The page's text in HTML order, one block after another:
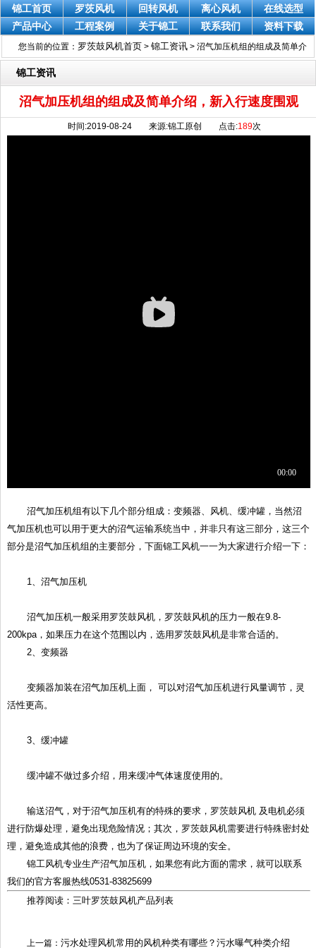
锦工首页 罗茨风机 回转风机 离心风机
在线选型
产品中心
工程案例 关于锦工 联系我们 资料下载
您当前的位置： 罗茨鼓风机首页 > 锦工资讯 >沼气加压机组的组成及简单介
绍，新入行速度围观
锦工资讯
沼气加压机组的组成及简单介绍，新入行速度围观
时间:2019-08-24 来源:锦工原创 点击:189次
沼气加压机组有以下几个部分组成：变频器、风机、缓冲罐，当然沼
气加压机也可以用于更大的沼气运输系统当中，并非只有这三部分，这三个
部分是沼气加压机组的主要部分，下面锦工风机一一为大家进行介绍一下：
1、沼气加压机
沼气加压机一般采用罗茨鼓风机，罗茨鼓风机的压力一般在9.8-
200kpa，如果压力在这个范围以内，选用罗茨鼓风机是非常合适的。
2、变频器
变频器加装在沼气加压机上面， 可以对沼气加压机进行风量调节，灵
活性更高。
3、缓冲罐
缓冲罐不做过多介绍，用来缓冲气体速度使用的。
输送沼气，对于沼气加压机有的特殊的要求，罗茨鼓风机 及电机必须
进行防爆处理，避免出现危险情况；其次，罗茨鼓风机需要进行特殊密封处
理，避免造成其他的浪费，也为了保证周边环境的安全。
锦工风机专业生产沼气加压机，如果您有此方面的需求，就可以联系
我们的官方客服热线0531-83825699
推荐阅读：三叶罗茨鼓风机产品列表
上一篇： 污水处理风机常用的风机种类有哪些？污水曝气种类介绍